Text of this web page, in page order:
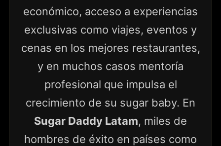
económico, acceso a experiencias
exclusivas como viajes, eventos y
cenas en los mejores restaurantes,
y en muchos casos mentoría
profesional que impulsa el
crecimiento de su sugar baby. En
Sugar Daddy Latam, miles de
hombres de éxito en países como